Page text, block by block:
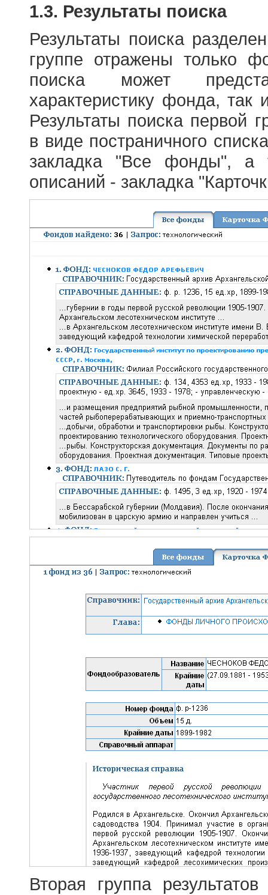
1.3. Результаты поиска
Результаты поиска
группе отражены только
поиска может
характеристику фонда,
Результаты поиска первой
в виде постраничного
закладка "Все фонды", а
описаний - закладка
Вторая группа